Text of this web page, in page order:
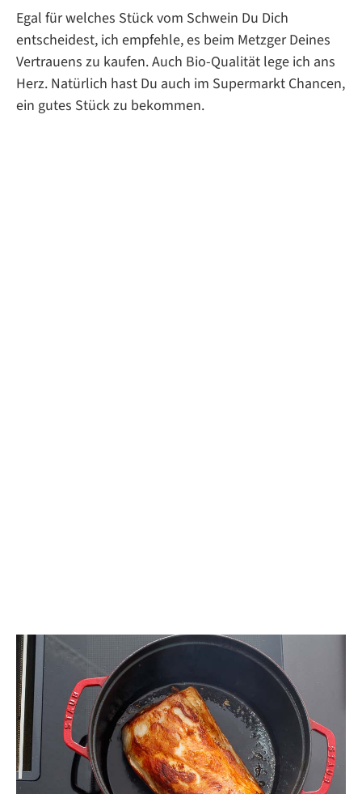
Egal für welches Stück vom Schwein Du Dich
entscheidest, ich empfehle, es beim Metzger Deines
Vertrauens zu kaufen. Auch Bio-Qualität lege ich ans
Herz. Natürlich hast Du auch im Supermarkt Chancen,
ein gutes Stück zu bekommen.